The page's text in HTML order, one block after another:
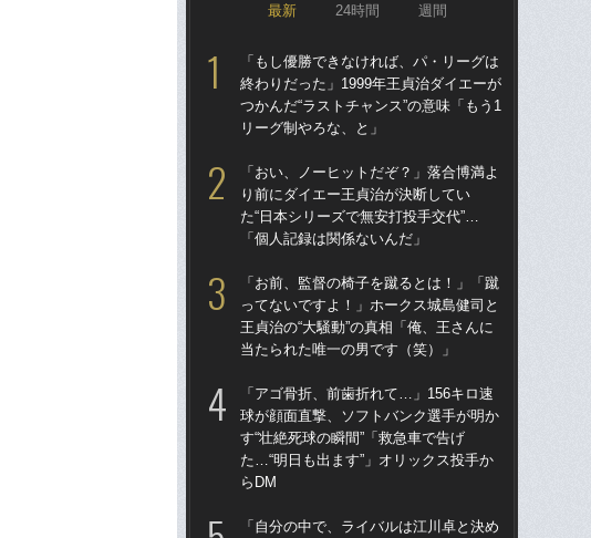
最新 24時間 週間
「もし優勝できなければ、パ・リーグは
終わりだった」1999年王貞治ダイエーが
つかんだ“ラストチャンス”の意味「もう1
リーグ制やろな、と」
「おい、ノーヒットだぞ？」落合博満よ
り前にダイエー王貞治が決断してい
た“日本シリーズで無安打投手交代”…
「個人記録は関係ないんだ」
「お前、監督の椅子を蹴るとは！」「蹴
ってないですよ！」ホークス城島健司と
王貞治の“大騒動”の真相「俺、王さんに
当たられた唯一の男です（笑）」
「アゴ骨折、前歯折れて…」156キロ速
球が顔面直撃、ソフトバンク選手が明か
す“壮絶死球の瞬間”「救急車で告げ
た…“明日も出ます”」オリックス投手か
らDM
「自分の中で、ライバルは江川卓と決め